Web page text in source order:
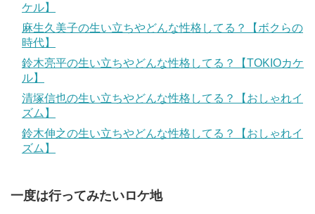
ケル】
麻生久美子の生い立ちやどんな性格してる？【ボクらの
時代】
鈴木亮平の生い立ちやどんな性格してる？【TOKIOカケ
ル】
清塚信也の生い立ちやどんな性格してる？【おしゃれイ
ズム】
鈴木伸之の生い立ちやどんな性格してる？【おしゃれイ
ズム】
一度は行ってみたいロケ地